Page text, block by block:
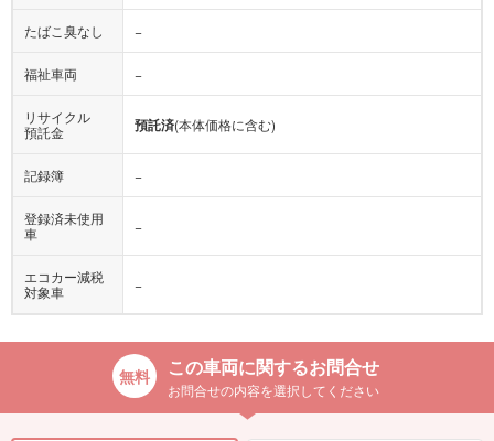
たばこ臭なし −
福祉車両 −
リサイクル
預託金
預託済(本体価格に含む)
記録簿 −
登録済未使用
車
−
エコカー減税
対象車
−
この車両に関するお問合せ
お問合せの内容を選択してください